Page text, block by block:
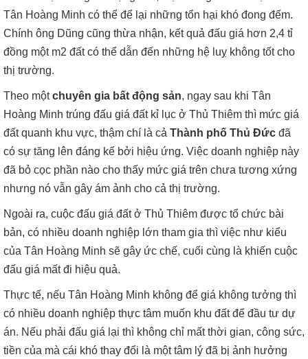
Tân Hoàng Minh có thể để lại những tổn hại khó đong đếm.
Chính ông Dũng cũng thừa nhận, kết quả đấu giá hơn 2,4 tỉ
đồng một m2 đất có thể dẫn đến những hệ luỵ không tốt cho
thị trường.
Theo mộtchuyên gia bất động sản, ngay sau khi Tân
Hoàng Minh trúng đấu giá đất kỉ lục ở Thủ Thiêm thì mức giá
đất quanh khu vực, thậm chí là cả Thành phố Thủ Đức đã
có sự tăng lên đáng kể bởi hiệu ứng. Việc doanh nghiệp này
đã bỏ cọc phần nào cho thấy mức giá trên chưa tương xứng
nhưng nó vẫn gây ám ảnh cho cả thị trường.
Ngoài ra, cuộc đấu giá đất ở Thủ Thiêm được tổ chức bài
bản, có nhiều doanh nghiệp lớn tham gia thì việc như kiểu
của Tân Hoàng Minh sẽ gây ức chế, cuối cùng là khiến cuộc
đấu giá mất đi hiệu quả.
Thực tế, nếu Tân Hoàng Minh không để giá không tưởng thì
có nhiều doanh nghiệp thực tâm muốn khu đất để đầu tư dự
án. Nếu phải đấu giá lại thì không chỉ mất thời gian, công sức,
tiền của mà cái khó thay đổi là một tâm lý đã bị ảnh hưởng